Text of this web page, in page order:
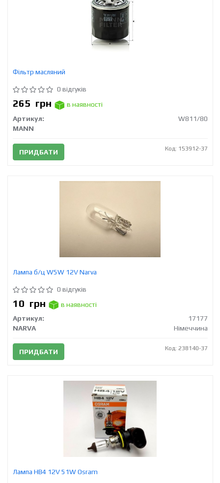
Фільтр масляний
0 відгуків
265 грн
в наявності
Артикул:
W811/80
MANN
ПРИДБАТИ Код: 153912-37
Лампа б/ц W5W 12V Narva
0 відгуків
10 грн
в наявності
Артикул:
17177
NARVA
Німеччина
ПРИДБАТИ Код: 238140-37
Лампа HB4 12V 51W Osram